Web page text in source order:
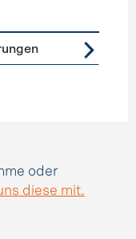
oder
diese mit.